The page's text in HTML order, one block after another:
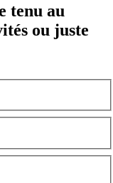
tenu au
ou juste